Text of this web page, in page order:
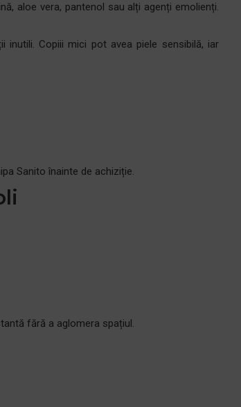
aloe vera, pantenol sau alți agenți emolienți.
Copiii mici pot avea piele sensibilă, iar
Sanito înainte de achiziție.
fără a aglomera spațiul.